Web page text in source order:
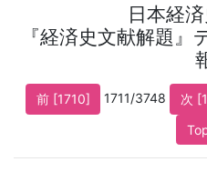
日本経
『経済史文献解題
前 [1710] 1711/3748 次